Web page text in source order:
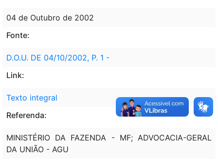
04 de Outubro de 2002
Fonte:
D.O.U. DE 04/10/2002, P. 1 -
Link:
Texto integral
Referenda:
MINISTÉRIO DA FAZENDA - MF; ADVOCACIA-GERAL
DA UNIÃO - AGU